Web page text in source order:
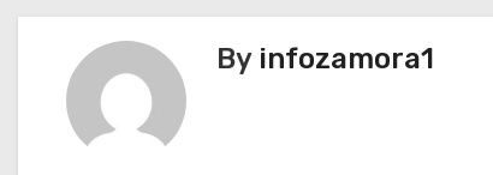
v
By infozamora1